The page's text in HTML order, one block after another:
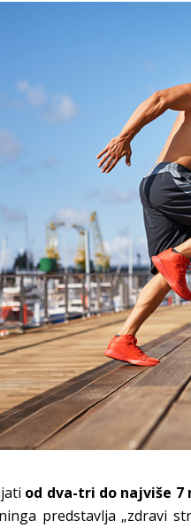
od dva-tri do najviše 7
predstavlja „zdravi